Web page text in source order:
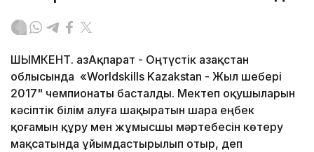
ШЫМКЕНТ. ҚазАқпарат - Оңтүстік Қазақстан
облысында «Worldskills Kazakstan - Жыл шебері
2017" чемпионаты басталды. Мектеп оқушыларын
кәсіптік білім алуға шақыратын шара еңбек
қоғамын құру мен жұмысшы мәртебесін көтеру
мақсатында ұйымдастырылып отыр, деп